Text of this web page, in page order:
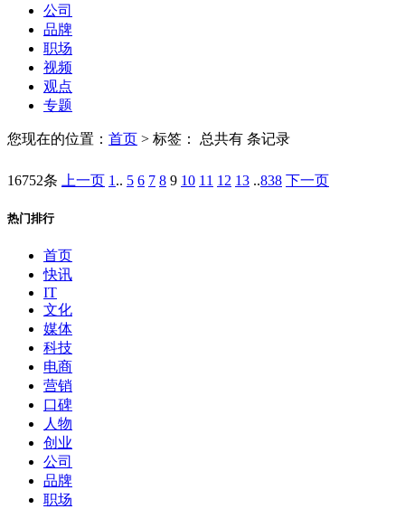
公司
品牌
职场
视频
观点
专题
您现在的位置： 首页 > 标签： 总共有 条记录
16752条 上一页 1 .. 5 6 7 8 9 10 11 12 13 ..838 下一页
热门排行
首页
快讯
IT
文化
媒体
科技
电商
营销
口碑
人物
创业
公司
品牌
职场